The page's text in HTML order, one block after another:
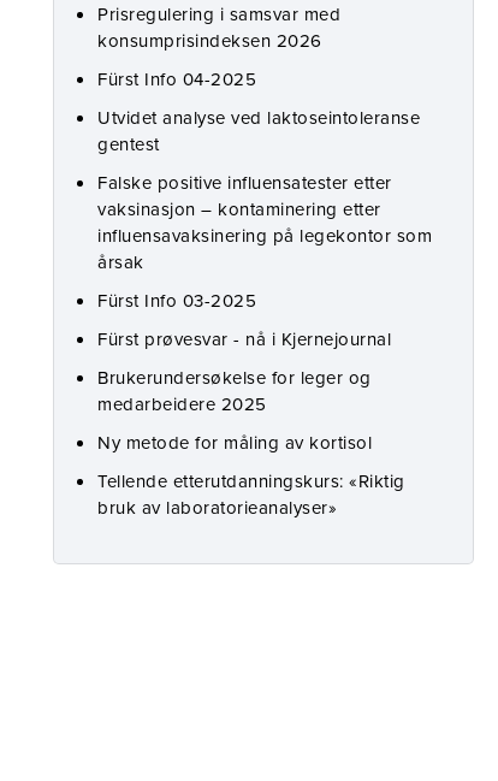
Prisregulering i samsvar med
konsumprisindeksen 2026
Fürst Info 04-2025
Utvidet analyse ved laktoseintoleranse
gentest
Falske positive influensatester etter
vaksinasjon – kontaminering etter
influensavaksinering på legekontor som
årsak
Fürst Info 03-2025
Fürst prøvesvar - nå i Kjernejournal
Brukerundersøkelse for leger og
medarbeidere 2025
Ny metode for måling av kortisol
Tellende etterutdanningskurs: «Riktig
bruk av laboratorieanalyser»